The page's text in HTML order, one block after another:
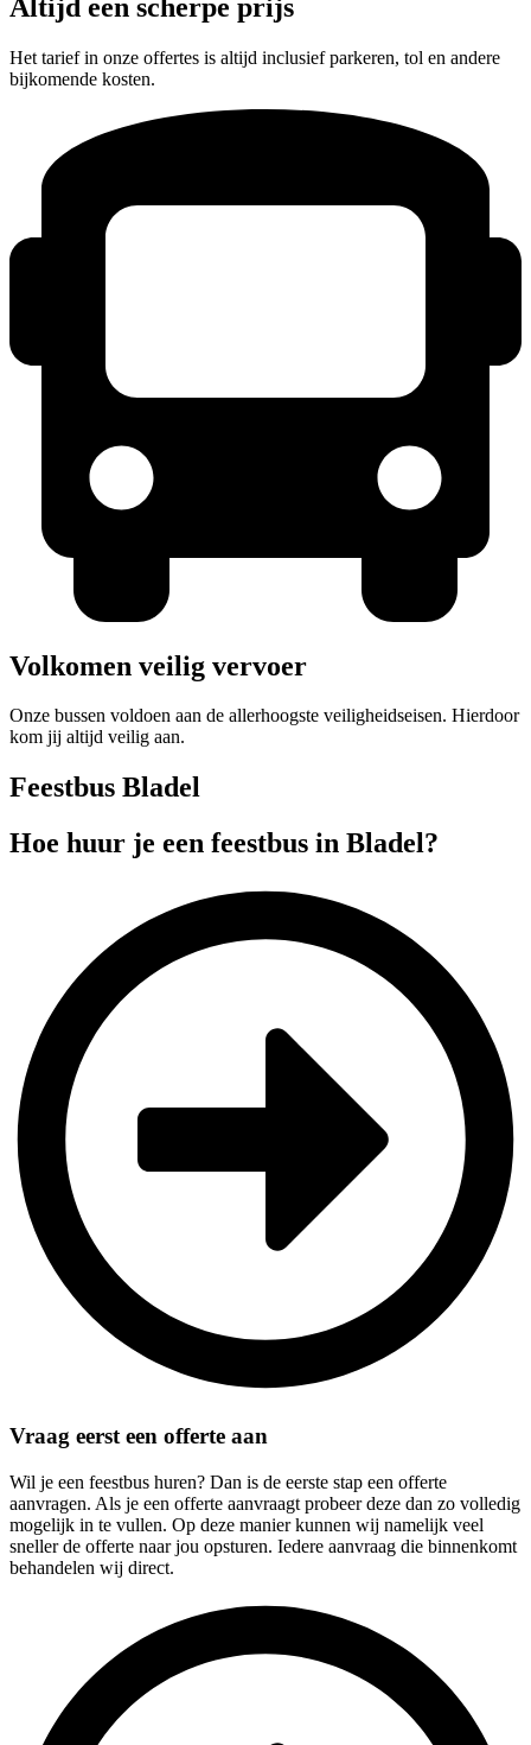
Altijd een scherpe prijs
Het tarief in onze offertes is altijd inclusief parkeren, tol en andere
bijkomende kosten.
Volkomen veilig vervoer
Onze bussen voldoen aan de allerhoogste veiligheidseisen. Hierdoor
kom jij altijd veilig aan.
Feestbus Bladel
Hoe huur je een feestbus in Bladel?
Vraag eerst een offerte aan
Wil je een feestbus huren? Dan is de eerste stap een offerte
aanvragen. Als je een offerte aanvraagt probeer deze dan zo volledig
mogelijk in te vullen. Op deze manier kunnen wij namelijk veel
sneller de offerte naar jou opsturen. Iedere aanvraag die binnenkomt
behandelen wij direct.